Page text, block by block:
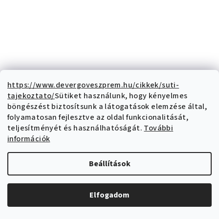
https://www.devergoveszprem.hu/cikkek/suti-
tajekoztato/Sütiket használunk, hogy kényelmes
böngészést biztosítsunk a látogatások elemzése által,
folyamatosan fejlesztve az oldal funkcionalitását,
teljesítményét és használhatóságát. További
információk
Beállítások
Elfogadom
Blue Nature HOSSZÚ SZŐR mellény
7 083 Ft ÁFA nélkül
8 995 Ft
17 990 Ft(–50 %)
S
Női mellény